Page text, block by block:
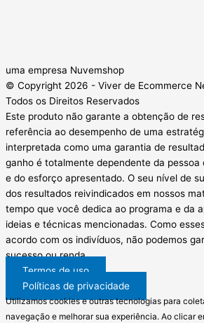
uma empresa Nuvemshop
© Copyright 2026 - Viver de Ecommerce
Todos os Direitos Reservados
Este produto não garante a obtenção de
referência ao desempenho de uma
interpretada como uma garantia de
ganho é totalmente dependente da pessoa
e do esforço apresentado. O seu nível de
dos resultados reivindicados em nossos
tempo que você dedica ao programa e da
ideias e técnicas mencionadas. Como
acordo com os indivíduos, não podemos
sucesso ou renda.
Termos de uso
Políticas de privacidade
Utilizamos cookies e outras tecnologias para
navegação e melhorar sua experiência. Ao clicar